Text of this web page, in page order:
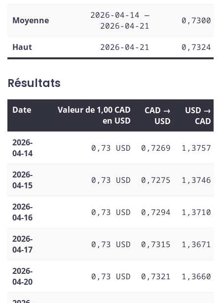
Moyenne
2026-04-14 —
2026-04-21
0,7300
Haut 2026-04-21 0,7324
Résultats
Date
Valeur de 1,00 CAD
en USD
CAD →
USD
USD →
CAD
2026-
04-14
0,73 USD 0,7269 1,3757
2026-
04-15
0,73 USD 0,7275 1,3746
2026-
04-16
0,73 USD 0,7294 1,3710
2026-
04-17
0,73 USD 0,7315 1,3671
2026-
04-20
0,73 USD 0,7321 1,3660